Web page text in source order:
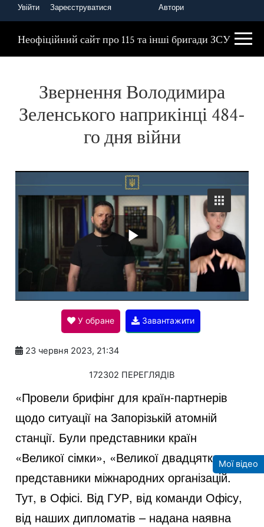
Увійти Зареєструватися Автори
Неофіційний сайт про 115 та інші бригади ЗСУ
Головна Президент України
Звернення Володимира
Зеленського наприкінці 484-
го дня війни
P
l
a
y
V
i
d
У обране Завантажити
23 червня 2023, 21:34
172302 ПЕРЕГЛЯДІВ
«Провели брифінг для країн-партнерів
щодо ситуації на Запорізькій атомній
станції. Були представники країн
«Великої сімки», «Великої двадцятки»,
представники міжнародних організацій.
Тут, в Офісі. Від ГУР, від команди Офісу,
від наших дипломатів – надана наявна
Мої відео